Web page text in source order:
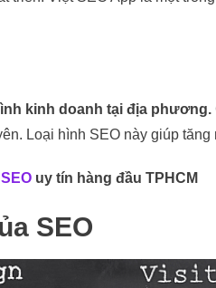
kinh doanh tại địa phương.
Loại hình SEO này giúp
uy tín hàng đầu TPHCM
SEO